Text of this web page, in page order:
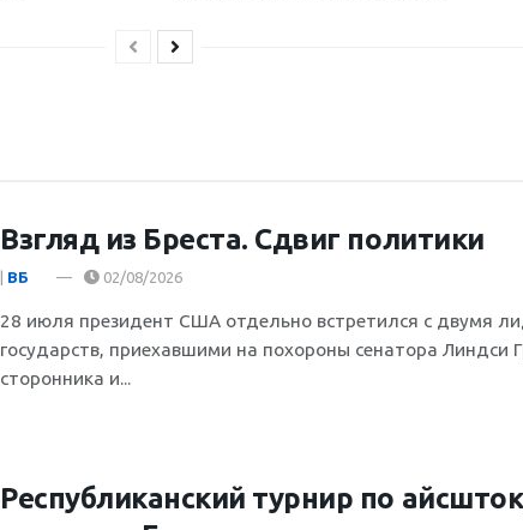
Взгляд из Бреста. Сдвиг политики
ВБ 02/08/2026
28 июля президент США отдельно встретился с двумя
государств, приехавшими на похороны сенатора Линдси
сторонника и...
Республиканский турнир по